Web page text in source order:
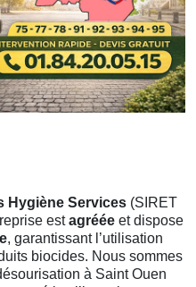
Hygiène Services (SIRET
estagréée et dispose
, garantissant l’utilisation
biocides. Nous sommes
à Saint Ouen